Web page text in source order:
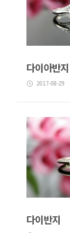
다이아반지
2017-08-29
다이반지